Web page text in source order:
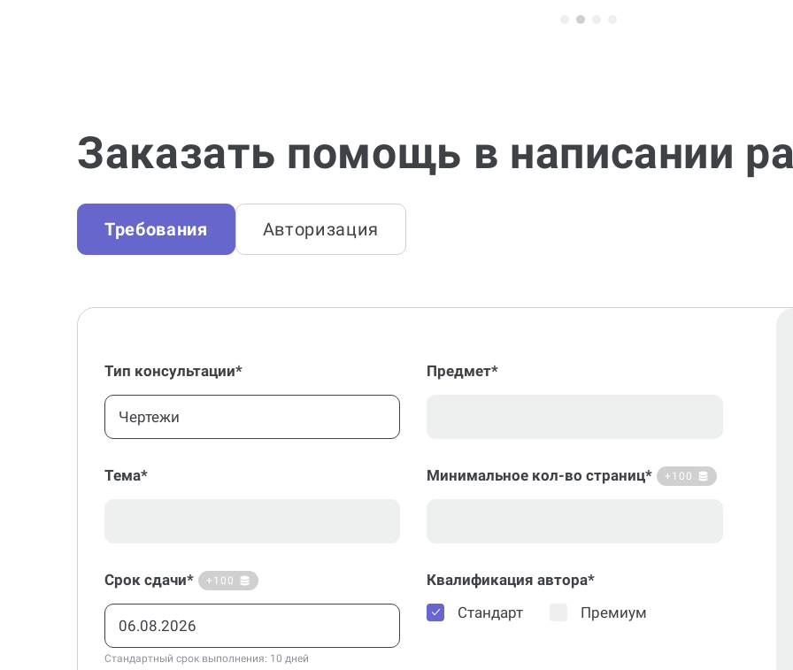
Заказать помощь в написании
Требования Авторизация
Тип консультации*
Чертежи
Предмет*
Тема* Минимальное кол-во страниц* +100
Срок сдачи* +100
Стандартный срок выполнения: 10 дней
Квалификация автора*
Стандарт
Премиум